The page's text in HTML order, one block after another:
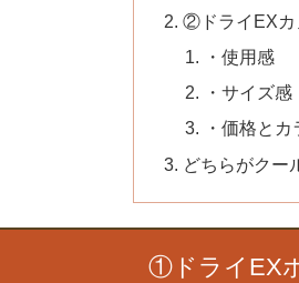
②ドライEXカ
・使用感
・サイズ感
・価格と
どちらがクー
①ドライEX